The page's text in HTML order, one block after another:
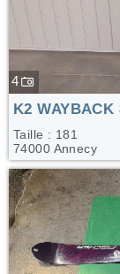
4
K2 WAYBACK
Taille : 181
74000 Annecy
🤍